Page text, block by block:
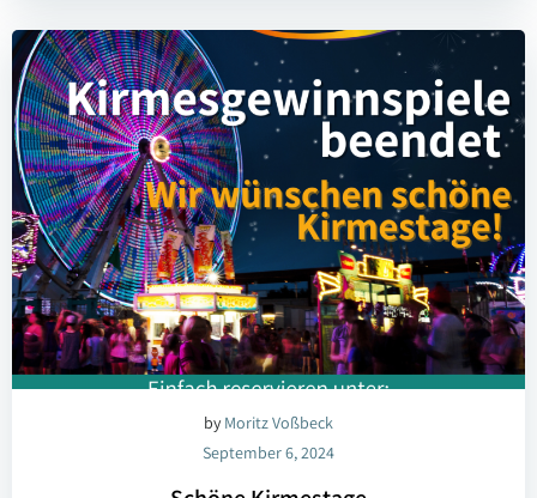
by Moritz Voßbeck
September 6, 2024